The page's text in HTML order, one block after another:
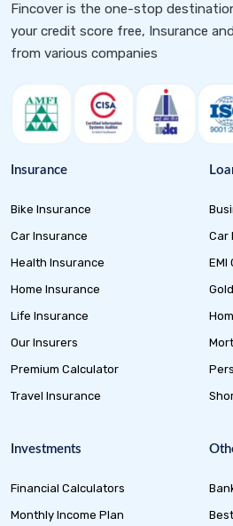
Fincover is the one-stop
your credit score free, Insurance
from various companies
Insurance
Bike Insurance
Car Insurance
Health Insurance
Home Insurance
Life Insurance
Our Insurers
Premium Calculator
Travel Insurance
Car
EMI
Investments
Financial Calculators
Monthly Income Plan